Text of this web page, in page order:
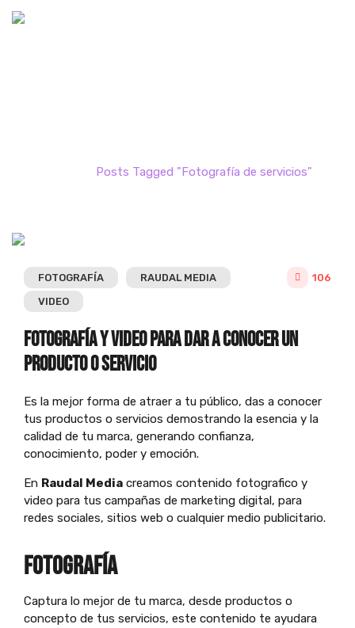
Posts Tagged "Fotografía de servicios"
FOTOGRAFÍA
RAUDAL MEDIA
VIDEO
106
Fotografía y Video para dar a conocer un
producto o servicio
Es la mejor forma de atraer a tu público, das a conocer
tus productos o servicios demostrando la esencia y la
calidad de tu marca, generando confianza,
conocimiento, poder y emoción.
En Raudal Media creamos contenido fotografico y
video para tus campañas de marketing digital, para
redes sociales, sitios web o cualquier medio publicitario.
FOTOGRAFÍA
Captura lo mejor de tu marca, desde productos o
concepto de tus servicios, este contenido te ayudara